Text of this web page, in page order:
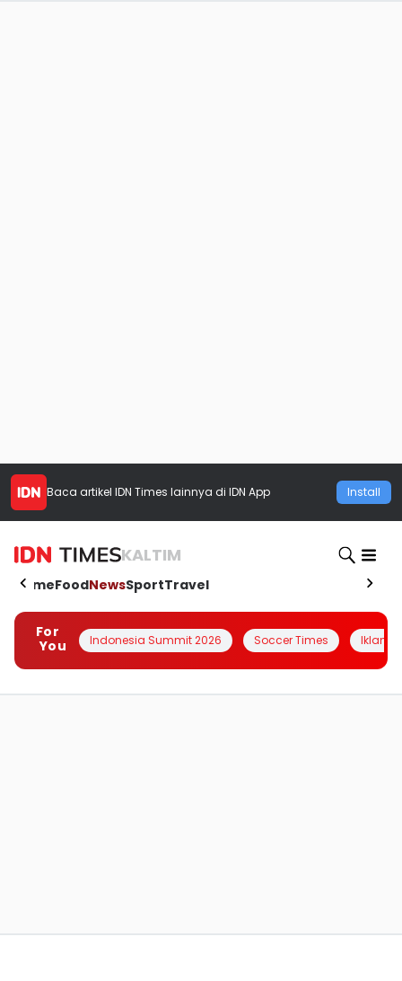
Baca artikel IDN Times lainnya di IDN App Install
KALTIM
HomeFoodNewsSportTravel
For
You
Indonesia Summit 2026 Soccer Times Iklanin